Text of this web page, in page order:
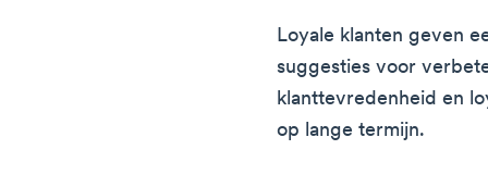
Loyale klanten geven
suggesties voor
klanttevredenheid en
op lange termijn.